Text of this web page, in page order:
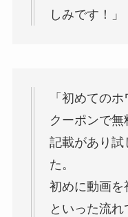
しみです！」
「初めての
クーポンで無
記載があり試
た。
初めに動画を
といった流れ